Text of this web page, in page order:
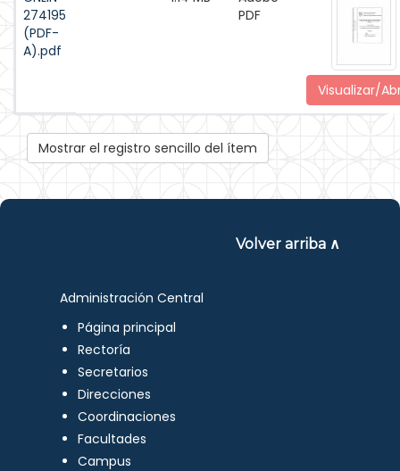
274195
(PDF-
A).pdf
PDF
Visualizar/
Mostrar el registro sencillo del ítem
Volver arriba ∧
Administración Central
Página principal
Rectoría
Secretarios
Direcciones
Coordinaciones
Facultades
Campus